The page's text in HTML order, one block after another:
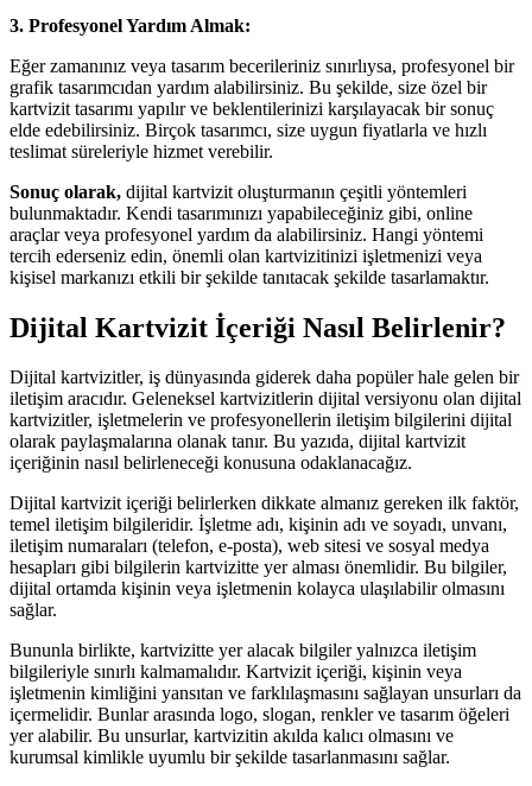
3. Profesyonel Yardım Almak:
Eğer zamanınız veya tasarım becerileriniz sınırlıysa, profesyonel bir
grafik tasarımcıdan yardım alabilirsiniz. Bu şekilde, size özel bir
kartvizit tasarımı yapılır ve beklentilerinizi karşılayacak bir sonuç
elde edebilirsiniz. Birçok tasarımcı, size uygun fiyatlarla ve hızlı
teslimat süreleriyle hizmet verebilir.
Sonuç olarak, dijital kartvizit oluşturmanın çeşitli yöntemleri
bulunmaktadır. Kendi tasarımınızı yapabileceğiniz gibi, online
araçlar veya profesyonel yardım da alabilirsiniz. Hangi yöntemi
tercih ederseniz edin, önemli olan kartvizitinizi işletmenizi veya
kişisel markanızı etkili bir şekilde tanıtacak şekilde tasarlamaktır.
Dijital Kartvizit İçeriği Nasıl Belirlenir?
Dijital kartvizitler, iş dünyasında giderek daha popüler hale gelen bir
iletişim aracıdır. Geleneksel kartvizitlerin dijital versiyonu olan dijital
kartvizitler, işletmelerin ve profesyonellerin iletişim bilgilerini dijital
olarak paylaşmalarına olanak tanır. Bu yazıda, dijital kartvizit
içeriğinin nasıl belirleneceği konusuna odaklanacağız.
Dijital kartvizit içeriği belirlerken dikkate almanız gereken ilk faktör,
temel iletişim bilgileridir. İşletme adı, kişinin adı ve soyadı, unvanı,
iletişim numaraları (telefon, e-posta), web sitesi ve sosyal medya
hesapları gibi bilgilerin kartvizitte yer alması önemlidir. Bu bilgiler,
dijital ortamda kişinin veya işletmenin kolayca ulaşılabilir olmasını
sağlar.
Bununla birlikte, kartvizitte yer alacak bilgiler yalnızca iletişim
bilgileriyle sınırlı kalmamalıdır. Kartvizit içeriği, kişinin veya
işletmenin kimliğini yansıtan ve farklılaşmasını sağlayan unsurları da
içermelidir. Bunlar arasında logo, slogan, renkler ve tasarım öğeleri
yer alabilir. Bu unsurlar, kartvizitin akılda kalıcı olmasını ve
kurumsal kimlikle uyumlu bir şekilde tasarlanmasını sağlar.